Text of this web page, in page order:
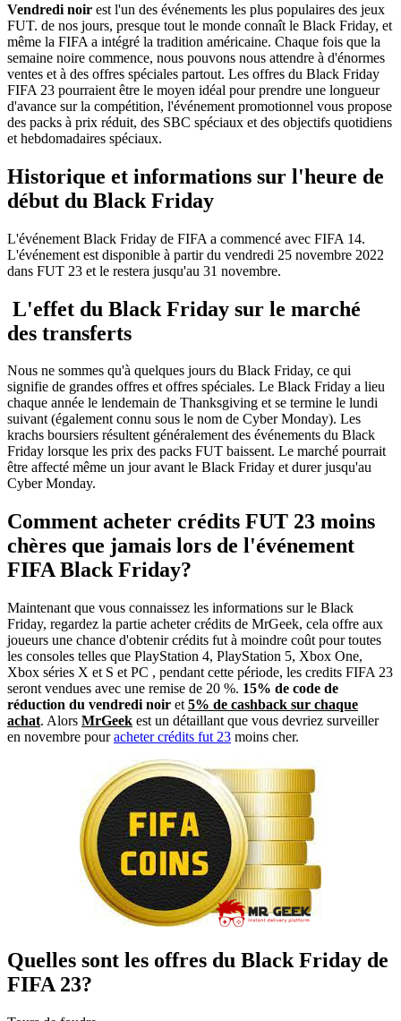
Vendredi noir est l'un des événements les plus populaires des jeux
FUT. de nos jours, presque tout le monde connaît le Black Friday, et
même la FIFA a intégré la tradition américaine. Chaque fois que la
semaine noire commence, nous pouvons nous attendre à d'énormes
ventes et à des offres spéciales partout. Les offres du Black Friday
FIFA 23 pourraient être le moyen idéal pour prendre une longueur
d'avance sur la compétition, l'événement promotionnel vous propose
des packs à prix réduit, des SBC spéciaux et des objectifs quotidiens
et hebdomadaires spéciaux.
Historique et informations sur l'heure de
début du Black Friday
L'événement Black Friday de FIFA a commencé avec FIFA 14.
L'événement est disponible à partir du vendredi 25 novembre 2022
dans FUT 23 et le restera jusqu'au 31 novembre.
L'effet du Black Friday sur le marché
des transferts
Nous ne sommes qu'à quelques jours du Black Friday, ce qui
signifie de grandes offres et offres spéciales. Le Black Friday a lieu
chaque année le lendemain de Thanksgiving et se termine le lundi
suivant (également connu sous le nom de Cyber ​​​​Monday). Les
krachs boursiers résultent généralement des événements du Black
Friday lorsque les prix des packs FUT baissent. Le marché pourrait
être affecté même un jour avant le Black Friday et durer jusqu'au
Cyber ​​Monday.
Comment acheter crédits FUT 23 moins
chères que jamais lors de l'événement
FIFA Black Friday?
Maintenant que vous connaissez les informations sur le Black
Friday, regardez la partie acheter crédits de MrGeek, cela offre aux
joueurs une chance d'obtenir crédits fut à moindre coût pour toutes
les consoles telles que PlayStation 4, PlayStation 5, Xbox One,
Xbox séries X et S et PC , pendant cette période, les credits FIFA 23
seront vendues avec une remise de 20 %. 15% de code de
réduction du vendredi noir et 5% de cashback sur chaque
achat. Alors MrGeek est un détaillant que vous devriez surveiller
en novembre pouracheter crédits fut 23 moins cher.
Quelles sont les offres du Black Friday de
FIFA 23?